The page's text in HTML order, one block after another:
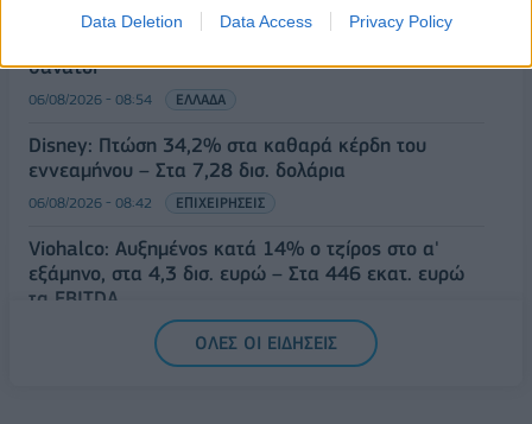
Data Deletion Data Access Privacy Policy
Ιός Δυτικού Νείλου: Στα 65 τα κρούσματα στην
θάνατοι
06/08/2026 - 08:54 ΕΛΛΑΔΑ
Disney: Πτώση 34,2% στα καθαρά κέρδη του
εννεαμήνου – Στα 7,28 δισ. δολάρια
06/08/2026 - 08:42 ΕΠΙΧΕΙΡΗΣΕΙΣ
Viohalco: Αυξημένος κατά 14% ο τζίρος στο α'
εξάμηνο, στα 4,3 δισ. ευρώ – Στα 446 εκατ. ευρώ
τα EBITDA
ΟΛΕΣ ΟΙ ΕΙΔΗΣΕΙΣ